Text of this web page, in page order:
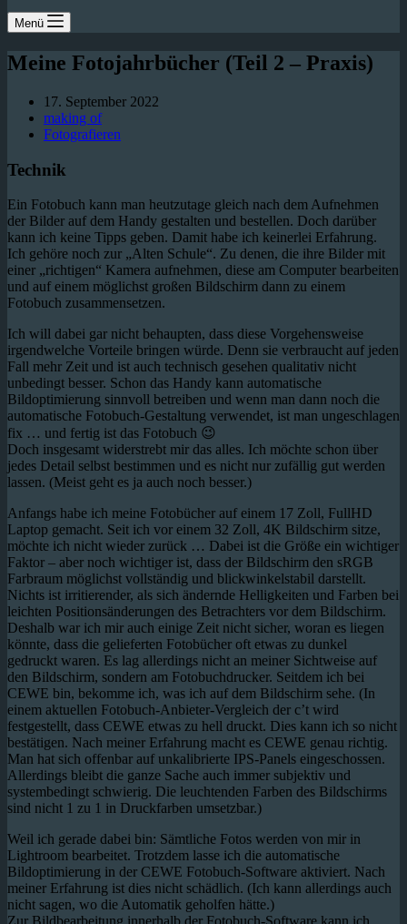
Menü
Meine Fotojahrbücher (Teil 2 – Praxis)
17. September 2022
making of
Fotografieren
Technik
Ein Fotobuch kann man heutzutage gleich nach dem Aufnehmen
der Bilder auf dem Handy gestalten und bestellen. Doch darüber
kann ich keine Tipps geben. Damit habe ich keinerlei Erfahrung.
Ich gehöre noch zur „Alten Schule“. Zu denen, die ihre Bilder mit
einer „richtigen“ Kamera aufnehmen, diese am Computer bearbeiten
und auf einem möglichst großen Bildschirm dann zu einem
Fotobuch zusammensetzen.
Ich will dabei gar nicht behaupten, dass diese Vorgehensweise
irgendwelche Vorteile bringen würde. Denn sie verbraucht auf jeden
Fall mehr Zeit und ist auch technisch gesehen qualitativ nicht
unbedingt besser. Schon das Handy kann automatische
Bildoptimierung sinnvoll betreiben und wenn man dann noch die
automatische Fotobuch-Gestaltung verwendet, ist man ungeschlagen
fix … und fertig ist das Fotobuch 😉
Doch insgesamt widerstrebt mir das alles. Ich möchte schon über
jedes Detail selbst bestimmen und es nicht nur zufällig gut werden
lassen. (Meist geht es ja auch noch besser.)
Anfangs habe ich meine Fotobücher auf einem 17 Zoll, FullHD
Laptop gemacht. Seit ich vor einem 32 Zoll, 4K Bildschirm sitze,
möchte ich nicht wieder zurück … Dabei ist die Größe ein wichtiger
Faktor – aber noch wichtiger ist, dass der Bildschirm den sRGB
Farbraum möglichst vollständig und blickwinkelstabil darstellt.
Nichts ist irritierender, als sich ändernde Helligkeiten und Farben bei
leichten Positionsänderungen des Betrachters vor dem Bildschirm.
Deshalb war ich mir auch einige Zeit nicht sicher, woran es liegen
könnte, dass die gelieferten Fotobücher oft etwas zu dunkel
gedruckt waren. Es lag allerdings nicht an meiner Sichtweise auf
den Bildschirm, sondern am Fotobuchdrucker. Seitdem ich bei
CEWE bin, bekomme ich, was ich auf dem Bildschirm sehe. (In
einem aktuellen Fotobuch-Anbieter-Vergleich der c’t wird
festgestellt, dass CEWE etwas zu hell druckt. Dies kann ich so nicht
bestätigen. Nach meiner Erfahrung macht es CEWE genau richtig.
Man hat sich offenbar auf unkalibrierte IPS-Panels eingeschossen.
Allerdings bleibt die ganze Sache auch immer subjektiv und
systembedingt schwierig. Die leuchtenden Farben des Bildschirms
sind nicht 1 zu 1 in Druckfarben umsetzbar.)
Weil ich gerade dabei bin: Sämtliche Fotos werden von mir in
Lightroom bearbeitet. Trotzdem lasse ich die automatische
Bildoptimierung in der CEWE Fotobuch-Software aktiviert. Nach
meiner Erfahrung ist dies nicht schädlich. (Ich kann allerdings auch
nicht sagen, wo die Automatik geholfen hätte.)